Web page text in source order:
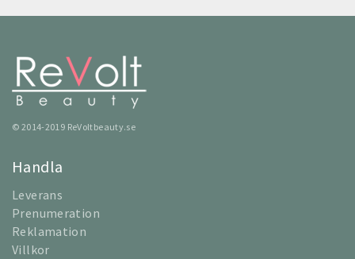
© 2014-2019 ReVoltbeauty.se
Handla
Leverans
Prenumeration
Reklamation
Villkor